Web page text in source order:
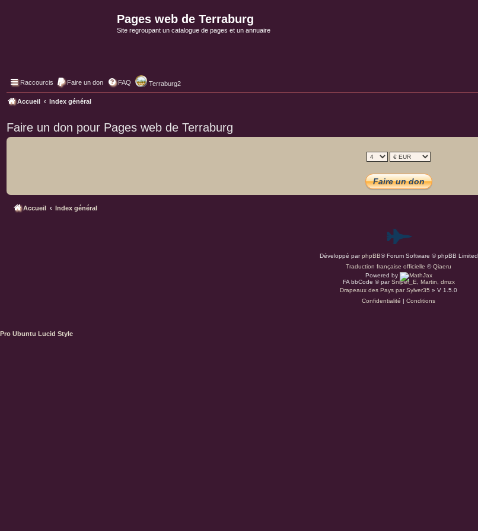
Pages web de Terraburg
Site regroupant un catalogue de pages et un annuaire
Raccourcis Faire un don FAQ Terraburg2
Accueil Index général
Faire un don pour Pages web de Terraburg
Accueil Index général
P
a
r
d
Développé parphpBB® Forum Software © phpBB Limited
Traduction française officielle ©Qiaeru
Powered by
FA bbCode ©parSniper_E Martin
dmzx
Drapeaux des Pays par Sylver35 » V 1.5.0
Confidentialité | Conditions
Pro Ubuntu Lucid Style